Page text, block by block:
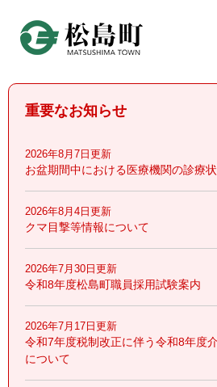
頭
重要なお知らせ
2026年8月7日更新
お盆期間中における医療機関の診療
2026年8月4日更新
クマ目撃等情報について
2026年7月30日更新
令和8年度松島町職員採用試験案内
2026年7月17日更新
令和7年度税制改正に伴う令和8年度
について